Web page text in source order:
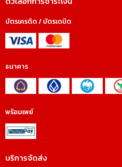
บัตรเครดิต / บัตรเดบิต
ธนาคาร
พร้อมเพย์
บริการจัดส่ง